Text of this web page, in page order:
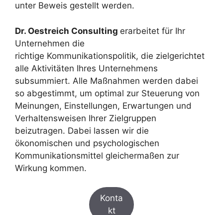
unter Beweis gestellt werden.
Dr. Oestreich Consulting erarbeitet für Ihr
Unternehmen die
richtige Kommunikationspolitik, die zielgerichtet
alle Aktivitäten Ihres Unternehmens
subsummiert. Alle Maßnahmen werden dabei
so abgestimmt, um optimal zur Steuerung von
Meinungen, Einstellungen, Erwartungen und
Verhaltensweisen Ihrer Zielgruppen
beizutragen. Dabei lassen wir die
ökonomischen und psychologischen
Kommunikationsmittel gleichermaßen zur
Wirkung kommen.
Konta
kt